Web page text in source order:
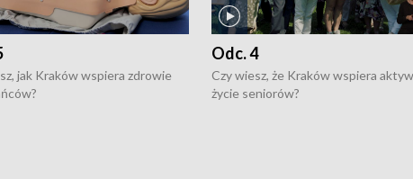
jak Kraków wspiera zdrowie
Odc. 4
Czy wiesz, że Kraków wspiera
życie seniorów?